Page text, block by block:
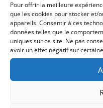
Pour offrir la meilleure
que les cookies pour stocker et/
appareils. Consentir à ces
données telles que le
uniques sur ce site. Ne pas
avoir un effet négatif sur